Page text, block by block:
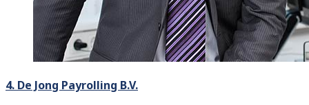
4. De Jong Payrolling B.V.